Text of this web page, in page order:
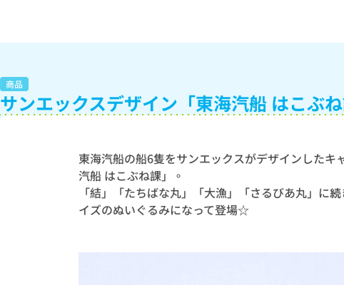
商品
サンエックスデザイン「東海汽船 はこぶ
東海汽船の船6隻をサンエックスがデザインしたキ
汽船 はこぶね課」。
「結」「たちばな丸」「大漁」「さるびあ丸」に
イズのぬいぐるみになって登場☆